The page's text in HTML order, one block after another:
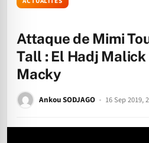
Attaque de Mimi
Tall : El Hadj
Macky
Ankou SODJAGO 16 Sep 2019,